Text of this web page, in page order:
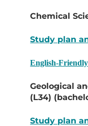
Chemical
Study plan
English-
Geological
(L34)
Study plan